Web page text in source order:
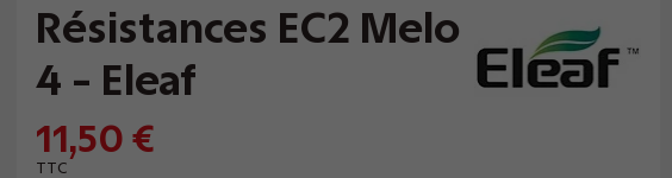
Résistances EC2 Melo
4 - Eleaf
11,50 €
TTC